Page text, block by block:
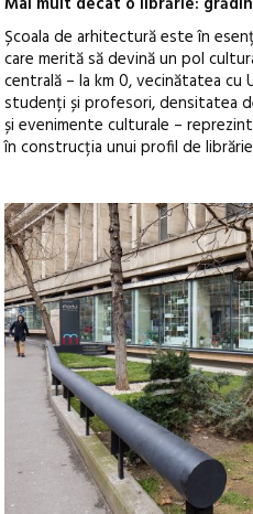
Școala de arhitectură este în
care merită să devină un pol
centrală – la km 0, vecinătatea cu
studenți și profesori, densitatea
și evenimente culturale –
în construcția unui profil de